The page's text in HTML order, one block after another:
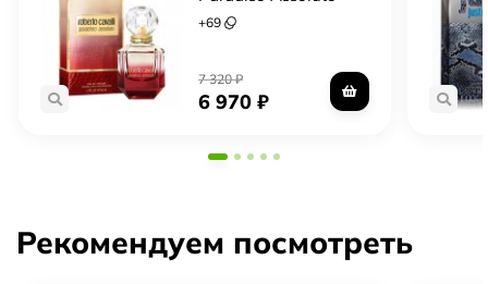
Полный флакон — запечатанный оригинал в
заводской упаковке
+69
7 320₽
6 970₽
Рекомендуем посмотреть